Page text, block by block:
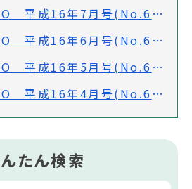
平成16年7月号(No.628)
平成16年6月号(No.627)
平成16年5月号(No.626)
平成16年4月号(No.625)
たん検索